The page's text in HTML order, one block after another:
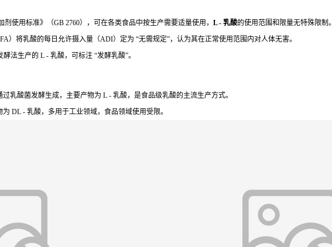
使用标准》（GB 2760），可在各类食品中按生产需要适量使用， L - 乳酸的使用范围和限量无特殊限制。
）将乳酸的每日允许摄入量（ADI）定为 “无需规定”，认为其在正常使用范围内对人体无害。
法生产的 L - 乳酸，可标注 “发酵乳酸”。
乳酸菌发酵生成，主要产物为 L - 乳酸，是食品级乳酸的主流生产方式。
DL - 乳酸，多用于工业领域，食品领域使用受限。